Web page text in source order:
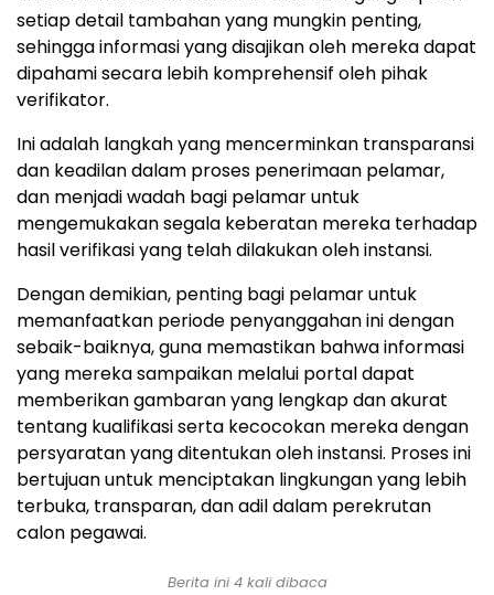
setiap detail tambahan yang mungkin penting,
sehingga informasi yang disajikan oleh mereka dapat
dipahami secara lebih komprehensif oleh pihak
verifikator.
Ini adalah langkah yang mencerminkan transparansi
dan keadilan dalam proses penerimaan pelamar,
dan menjadi wadah bagi pelamar untuk
mengemukakan segala keberatan mereka terhadap
hasil verifikasi yang telah dilakukan oleh instansi.
Dengan demikian, penting bagi pelamar untuk
memanfaatkan periode penyanggahan ini dengan
sebaik-baiknya, guna memastikan bahwa informasi
yang mereka sampaikan melalui portal dapat
memberikan gambaran yang lengkap dan akurat
tentang kualifikasi serta kecocokan mereka dengan
persyaratan yang ditentukan oleh instansi. Proses ini
bertujuan untuk menciptakan lingkungan yang lebih
terbuka, transparan, dan adil dalam perekrutan
calon pegawai.
Berita ini 4 kali dibaca